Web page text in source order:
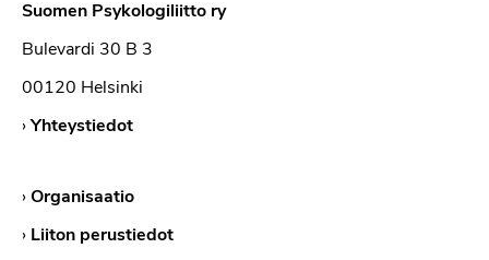
Suomen Psykologiliitto ry
Bulevardi 30 B 3
00120 Helsinki
›Yhteystiedot
›Organisaatio
› Liiton perustiedot